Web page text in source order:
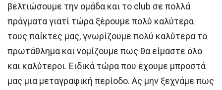
βελτιώσουμε την ομάδα και το club σε πολλά
πράγματα γιατί τώρα ξέρουμε πολύ καλύτερα
τους παίκτες μας, γνωρίζουμε πολύ καλύτερα το
πρωτάθλημα και νομίζουμε πως θα είμαστε όλο
και καλύτεροι. Ειδικά τώρα που έχουμε μπροστά
μας μια μεταγραφική περίοδο. Ας μην ξεχνάμε πως